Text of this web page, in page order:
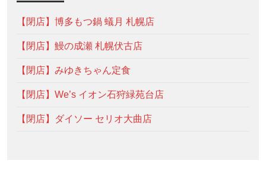
【閉店】博多もつ鍋 蟻月 札幌店
【閉店】鰻の成瀬 札幌伏古店
【閉店】みゆきちゃん定食
【閉店】We’s イオン石狩緑苑台店
【閉店】ダイソー セリオ大曲店